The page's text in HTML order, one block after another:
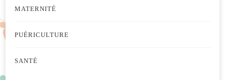
MATERNITÉ
PUÉRICULTURE
SANTÉ